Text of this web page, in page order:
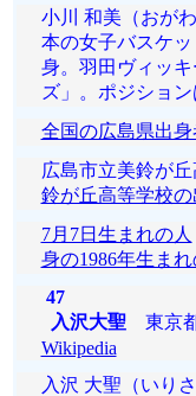
小川 和美（おが
本の女子バスケ
身。羽田ヴィッ
ズ」。ポジション
全国の広島県出身
広島市立美鈴が
鈴が丘高等学校
7月7日生まれの人
身の1986年生まれ
47
入沢大聖東京
Wikipedia
入沢 大聖（いり